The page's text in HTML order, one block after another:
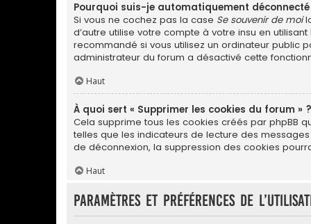
Pourquoi suis-je automatiquement
Si vous ne cochez pas la case Se souvenir de moi
d’autre utilise votre compte à votre insu en
recommandé si vous utilisez un ordinateur public
administrateur du forum a désactivé cette
Haut
À quoi sert « Supprimer les cookies du forum » ?
Cela supprime tous les cookies créés par phpBB
telles que les indicateurs de lecture des
de déconnexion, la suppression des cookies
Haut
Paramètres et préférences de